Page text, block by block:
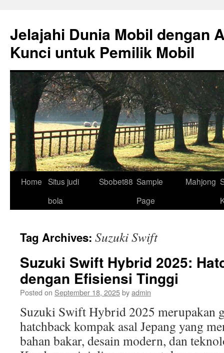
content
Jelajahi Dunia Mobil dengan
Kunci untuk Pemilik Mobil
Home Situs judi
bola
Sbobet88 Sample
Page
Mahjong
Tag Archives: Suzuki Swift
Suzuki Swift Hybrid 2025:
dengan Efisiensi Tinggi
Posted on September 18, 2025byadmin
Suzuki Swift Hybrid 2025 merupakan
hatchback kompak asal Jepang yang
bahan bakar, desain modern, dan